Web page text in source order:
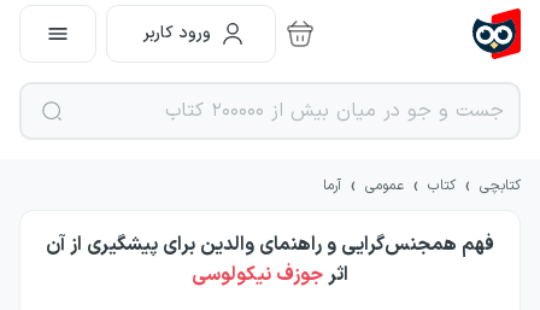
ورود کاربر
کتابچی › کتاب › عمومی › آرما
فهم همجنس‌گرایی و راهنمای والدین برای پیشگیری از آن
اثرجوزف نیکولوسی